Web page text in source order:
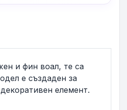
и фин воал, те са
е създаден за
елемент.